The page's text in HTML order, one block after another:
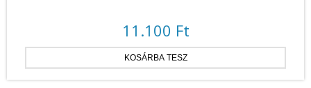
11.100 Ft